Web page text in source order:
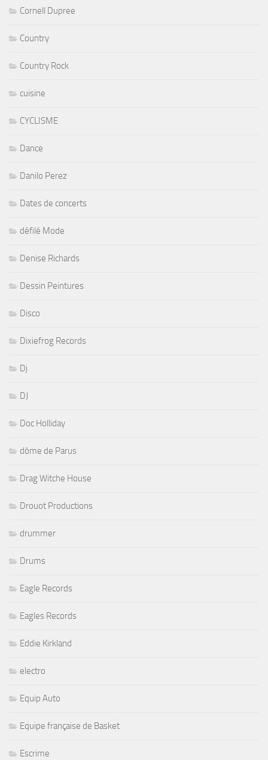
Cornell Dupree
Country
Country Rock
cuisine
CYCLISME
Dance
Danilo Perez
Dates de concerts
défilé Mode
Denise Richards
Dessin Peintures
Disco
Dixiefrog Records
Dj
DJ
Doc Holliday
dôme de Parus
Drag Witche House
Drouot Productions
drummer
Drums
Eagle Records
Eagles Records
Eddie Kirkland
electro
Equip Auto
Equipe française de Basket
Escrime